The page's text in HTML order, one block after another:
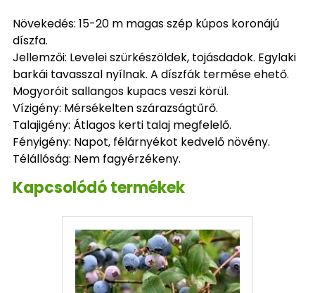
Növekedés: 15-20 m magas szép kúpos koronájú
díszfa.
Jellemzői: Levelei szürkészöldek, tojásdadok. Egylaki
barkái tavasszal nyílnak. A díszfák termése ehető.
Mogyoróit sallangos kupacs veszi körül.
Vízigény: Mérsékelten szárazságtűrő.
Talajigény: Átlagos kerti talaj megfelelő.
Fényigény: Napot, félárnyékot kedvelő növény.
Télállóság: Nem fagyérzékeny.
Kapcsolódó termékek